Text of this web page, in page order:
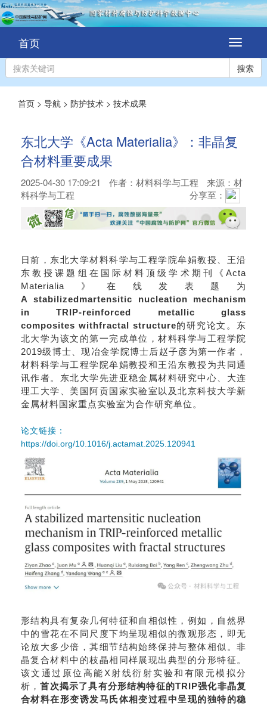
切
换
导
航
首页
搜索
首页 > 导航 > 防护技术 > 技术成果
东北大学《Acta Materialia》：非晶复
合材料重要成果
2025-04-30 17:09:21 作者： 材料科学与工程
来源：材
料科学与工程
分享至：
日前，东北大学材料科学与工程学院牟娟教授、王沿
东教授课题组在国际材料顶级学术期刊《 Acta
Materialia 》在线发表题为
Astabilizedmartensitic nucleation mechanism
in TRIP-reinforced metallic glass
composites withfractal structure的研究论文。东
北大学为该文的第一完成单位，材料科学与工程学院
2019级博士、现冶金学院博士后赵子彦为第一作者，
材料科学与工程学院牟娟教授和王沿东教授为共同通
讯作者。东北大学先进亚稳金属材料研究中心、大连
理工大学、美国阿贡国家实验室以及北京科技大学新
金属材料国家重点实验室为合作研究单位。
论文链接：
https://doi.org/10.1016/j.actamat.2025.120941
形结构具有复杂几何特征和自相似性， 例如，自然界
中的雪花在不同尺度下均呈现相似的微观形态，即无
论放大多少倍，其细节结构始终保持与整体相似。非
晶复合材料中的枝晶相同样展现出典型的分形特征 。
该文 通过原位高能X射线衍射实验和有限元模拟分
析，首次揭示了具有分形结构特征的TRIP强化非晶复
合材料在形变诱发马氏体相变过程中呈现的独特的稳